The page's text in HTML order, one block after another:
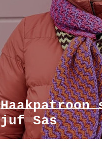
Haakpatroon
juf Sas